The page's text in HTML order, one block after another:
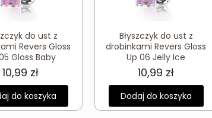
do ust z
Revers Gloss
Gloss Baby
10,99 zł
do koszyka
Błyszczyk do ust z
drobinkami Revers Gloss
Up 06 Jelly Ice
10,99 zł
Dodaj do koszyka